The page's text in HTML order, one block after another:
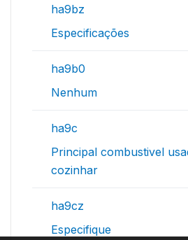
ha9bz
Especificações
ha9b0
Nenhum
ha9c
Principal combustivel
cozinhar
ha9cz
Especifique